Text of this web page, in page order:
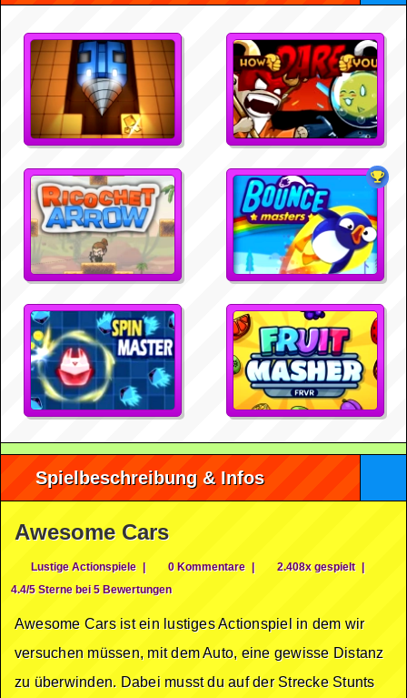
Spielbeschreibung & Infos
Awesome Cars
Lustige Actionspiele | 0 Kommentare | 2.408x gespielt
|
4.4/5 Sterne bei 5 Bewertungen
Awesome Cars ist ein lustiges Actionspiel in dem wir
versuchen müssen, mit dem Auto, eine gewisse Distanz
zu überwinden. Dabei musst du auf der Strecke Stunts